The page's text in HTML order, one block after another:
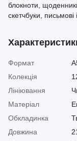
блокноти,
скетчбуки, письмові
Формат
Колекція
Лініювання
Матеріал
Обкладинка
Довжина